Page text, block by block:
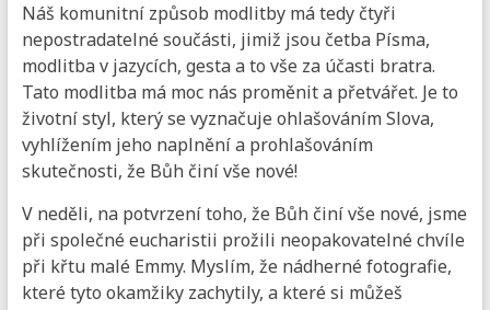
Náš komunitní způsob modlitby má tedy čtyři
nepostradatelné součásti, jimiž jsou četba Písma,
modlitba v jazycích, gesta a to vše za účasti bratra.
Tato modlitba má moc nás proměnit a přetvářet. Je to
životní styl, který se vyznačuje ohlašováním Slova,
vyhlížením jeho naplnění a prohlašováním
skutečnosti, že Bůh činí vše nové!
V neděli, na potvrzení toho, že Bůh činí vše nové, jsme
při společné eucharistii prožili neopakovatelné chvíle
při křtu malé Emmy. Myslím, že nádherné fotografie,
které tyto okamžiky zachytily, a které si můžeš